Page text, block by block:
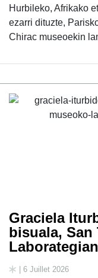
Hurbileko, Afrikako
ezarri dituzte,
Chirac museoekin
Graciela
bisuala, San
| 6 Juillet 2026